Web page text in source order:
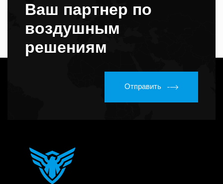
Ваш партнер по
воздушным
решениям
Отправить